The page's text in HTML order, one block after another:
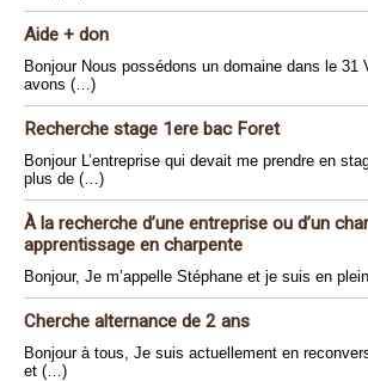
Aide + don
Bonjour Nous possédons un domaine dans le 31
avons (…)
Recherche stage 1ere bac Foret
Bonjour L’entreprise qui devait me prendre en
plus de (…)
À la recherche d’une entreprise ou d’un
apprentissage en charpente
Bonjour, Je m’appelle Stéphane et je suis en
Cherche alternance de 2 ans
Bonjour à tous, Je suis actuellement en
et (…)